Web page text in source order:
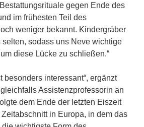
gegen Ende des
im frühesten Teil des
weniger bekannt. Kindergräber
sodass uns Neve wichtige
diese Lücke zu schließen.“
besonders interessant“, ergänzt
Assistenzprofessorin an
dem Ende der letzten Eiszeit
in Europa, in dem das